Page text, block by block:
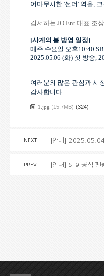
어마무시한 '썬더' 역을,
김서하는 JO.Ent 대표 조
[사계의 봄 방영 일정]
매주 수요일 오후10:40
2025.05.06 (화) 첫 방송,
여러분의 많은 관심과 시
감사합니다.
1.jpg (15.7MB) (324)
NEXT [안내] 2025.05.04
PREV [안내] SF9 공식 팬